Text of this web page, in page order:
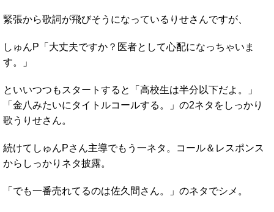
緊張から歌詞が飛びそうになっているりせさんですが、
しゅんP「大丈夫ですか？医者として心配になっちゃいま
す。」
といいつつもスタートすると「高校生は半分以下だよ。」
「金八みたいにタイトルコールする。」の2ネタをしっかり
歌うりせさん。
続けてしゅんPさん主導でもう一ネタ。コール＆レスポンス
からしっかりネタ披露。
「でも一番売れてるのは佐久間さん。」のネタでシメ。